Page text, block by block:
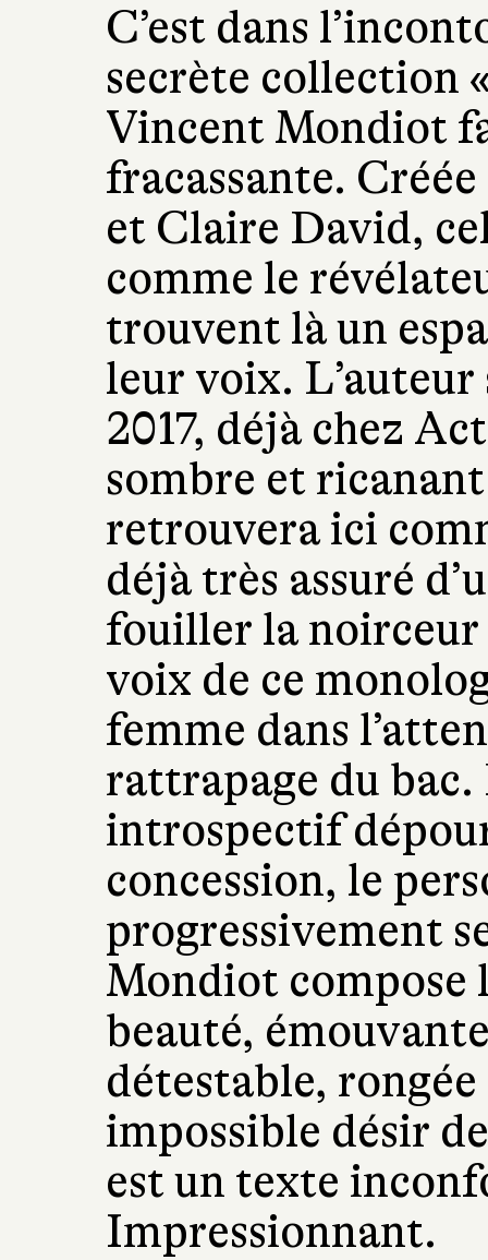
C’est dans
secrète collection
Vincent Mondiot
fracassante.
et Claire David,
comme le
trouvent là un
leur voix. L’auteur
2017, déjà chez
sombre et
retrouvera ici
déjà très assuré
fouiller la noirceur
voix de ce
femme dans
rattrapage du
introspectif
concession, le
progressivement
Mondiot compose
beauté,
détestable,
impossible désir
est un texte
Impressionnant.